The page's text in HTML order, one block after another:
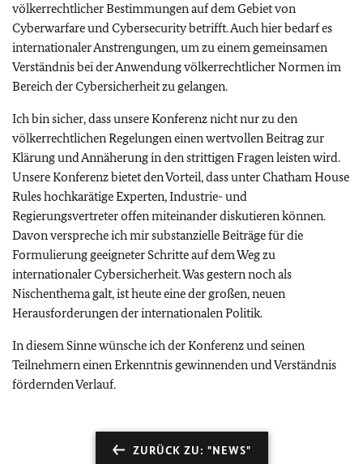
völkerrechtlicher Bestimmungen auf dem Gebiet von
Cyberwarfare und Cybersecurity betrifft. Auch hier bedarf es
internationaler Anstrengungen, um zu einem gemeinsamen
Verständnis bei der Anwendung völkerrechtlicher Normen im
Bereich der Cybersicherheit zu gelangen.
Ich bin sicher, dass unsere Konferenz nicht nur zu den
völkerrechtlichen Regelungen einen wertvollen Beitrag zur
Klärung und Annäherung in den strittigen Fragen leisten wird.
Unsere Konferenz bietet den Vorteil, dass unter Chatham House
Rules hochkarätige Experten, Industrie- und
Regierungsvertreter offen miteinander diskutieren können.
Davon verspreche ich mir substanzielle Beiträge für die
Formulierung geeigneter Schritte auf dem Weg zu
internationaler Cybersicherheit. Was gestern noch als
Nischenthema galt, ist heute eine der großen, neuen
Herausforderungen der internationalen Politik.
In diesem Sinne wünsche ich der Konferenz und seinen
Teilnehmern einen Erkenntnis gewinnenden und Verständnis
fördernden Verlauf.
ZURÜCK ZU: "NEWS"